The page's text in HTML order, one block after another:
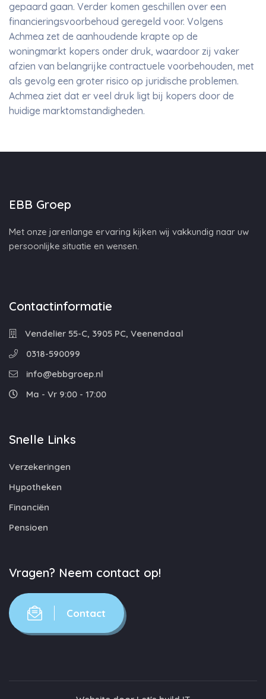
gepaard gaan. Verder komen geschillen over een
financieringsvoorbehoud geregeld voor. Volgens
Achmea zet de aanhoudende krapte op de
woningmarkt kopers onder druk, waardoor zij vaker
afzien van belangrijke contractuele voorbehouden, met
als gevolg een groter risico op juridische problemen.
Achmea ziet dat er veel druk ligt bij kopers door de
huidige marktomstandigheden.
EBB Groep
Met onze jarenlange ervaring kijken wij vakkundig naar uw
persoonlijke situatie en wensen.
Contactinformatie
Vendelier 55-C, 3905 PC, Veenendaal
0318-590099
info@ebbgroep.nl
Ma - Vr 9:00 - 17:00
Snelle Links
Verzekeringen
Hypotheken
Financiën
Pensioen
Vragen? Neem contact op!
Contact